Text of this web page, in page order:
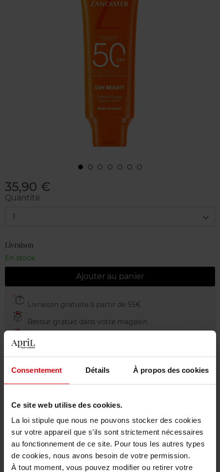
Consentement Détails À propos des cookies
Ce site web utilise des cookies.
La loi stipule que nous ne pouvons stocker des cookies
sur votre appareil que s’ils sont strictement nécessaires
au fonctionnement de ce site. Pour tous les autres types
de cookies, nous avons besoin de votre permission.
À tout moment, vous pouvez modifier ou retirer votre
35,90 €
Quantité
1
Livraison
En stock
Ajouter au panier
Livraison gratuite à partir de 55€
Retour gratuit dans votre magasin
Emballage cadeau offert
Caractéristiques
Avis client Politique relative aux avis des clients